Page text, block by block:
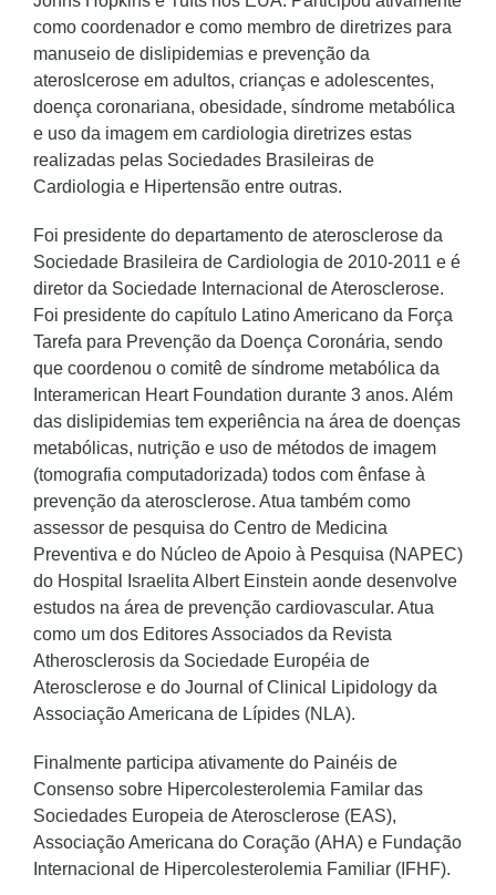
como coordenador e como membro de diretrizes para
manuseio de dislipidemias e prevenção da
ateroslcerose em adultos, crianças e adolescentes,
doença coronariana, obesidade, síndrome metabólica
e uso da imagem em cardiologia diretrizes estas
realizadas pelas Sociedades Brasileiras de
Cardiologia e Hipertensão entre outras.
Foi presidente do departamento de aterosclerose da
Sociedade Brasileira de Cardiologia de 2010-2011 e é
diretor da Sociedade Internacional de Aterosclerose.
Foi presidente do capítulo Latino Americano da Força
Tarefa para Prevenção da Doença Coronária, sendo
que coordenou o comitê de síndrome metabólica da
Interamerican Heart Foundation durante 3 anos. Além
das dislipidemias tem experiência na área de doenças
metabólicas, nutrição e uso de métodos de imagem
(tomografia computadorizada) todos com ênfase à
prevenção da aterosclerose. Atua também como
assessor de pesquisa do Centro de Medicina
Preventiva e do Núcleo de Apoio à Pesquisa (NAPEC)
do Hospital Israelita Albert Einstein aonde desenvolve
estudos na área de prevenção cardiovascular. Atua
como um dos Editores Associados da Revista
Atherosclerosis da Sociedade Européia de
Aterosclerose e do Journal of Clinical Lipidology da
Associação Americana de Lípides (NLA).
Finalmente participa ativamente do Painéis de
Consenso sobre Hipercolesterolemia Familar das
Sociedades Europeia de Aterosclerose (EAS),
Associação Americana do Coração (AHA) e Fundação
Internacional de Hipercolesterolemia Familiar (IFHF).